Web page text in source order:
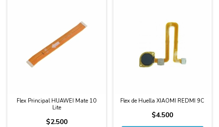
Flex Principal HUAWEI Mate 10
Lite
$2.500
Flex de Huella XIAOMI REDMI 9C
$4.500